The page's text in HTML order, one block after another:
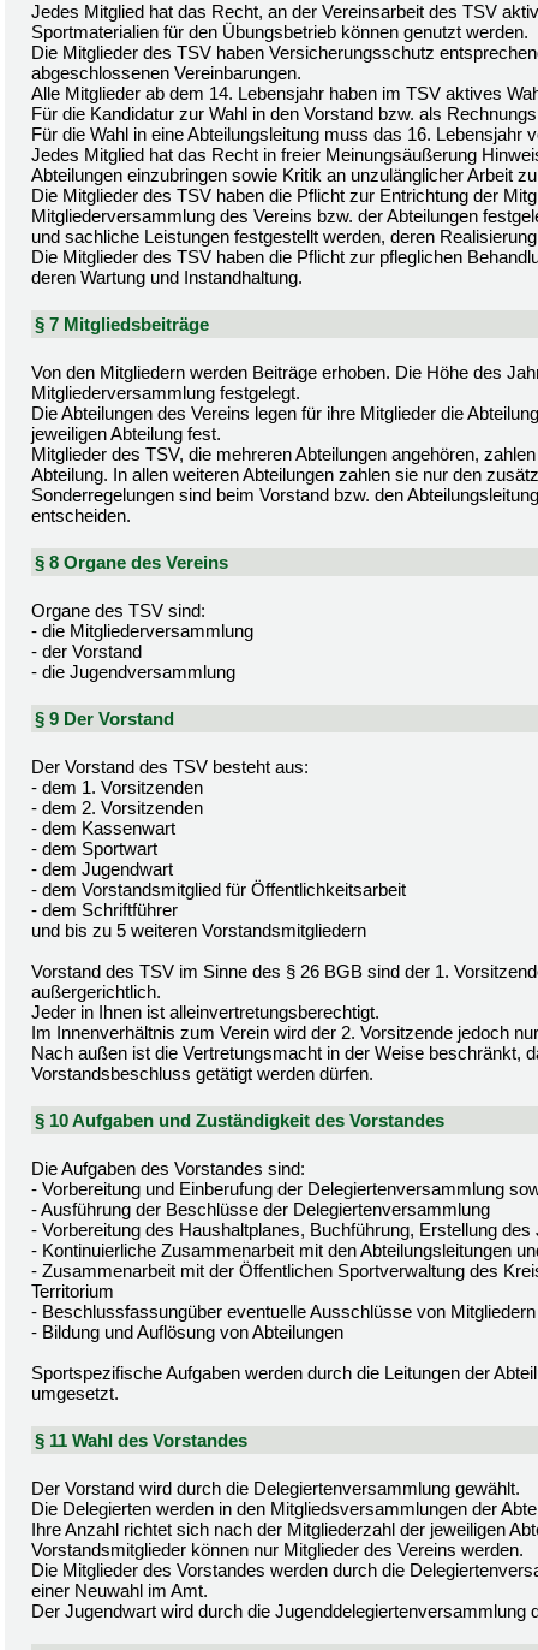
Jedes Mitglied hat das Recht, an der Vereinsarbeit des TSV
Sportmaterialien für den Übungsbetrieb können genutzt werden.
Die Mitglieder des TSV haben Versicherungsschutz
abgeschlossenen Vereinbarungen.
Alle Mitglieder ab dem 14. Lebensjahr haben im TSV aktives
Für die Kandidatur zur Wahl in den Vorstand bzw. als
Für die Wahl in eine Abteilungsleitung muss das 16. Lebensjahr
Jedes Mitglied hat das Recht in freier Meinungsäußerung
Abteilungen einzubringen sowie Kritik an unzulänglicher Arbeit
Die Mitglieder des TSV haben die Pflicht zur Entrichtung der
Mitgliederversammlung des Vereins bzw. der Abteilungen
und sachliche Leistungen festgestellt werden, deren
Die Mitglieder des TSV haben die Pflicht zur pfleglichen
deren Wartung und Instandhaltung.
§ 7 Mitgliedsbeiträge
Von den Mitgliedern werden Beiträge erhoben. Die Höhe des
Mitgliederversammlung festgelegt.
Die Abteilungen des Vereins legen für ihre Mitglieder die
jeweiligen Abteilung fest.
Mitglieder des TSV, die mehreren Abteilungen angehören,
Abteilung. In allen weiteren Abteilungen zahlen sie nur den
Sonderregelungen sind beim Vorstand bzw. den
entscheiden.
§ 8 Organe des Vereins
Organe des TSV sind:
- die Mitgliederversammlung
- der Vorstand
- die Jugendversammlung
§ 9 Der Vorstand
Der Vorstand des TSV besteht aus:
- dem 1. Vorsitzenden
- dem 2. Vorsitzenden
- dem Kassenwart
- dem Sportwart
- dem Jugendwart
- dem Vorstandsmitglied für Öffentlichkeitsarbeit
- dem Schriftführer
und bis zu 5 weiteren Vorstandsmitgliedern
Vorstand des TSV im Sinne des § 26 BGB sind der 1.
außergerichtlich.
Jeder in Ihnen ist alleinvertretungsberechtigt.
Im Innenverhältnis zum Verein wird der 2. Vorsitzende jedoch
Nach außen ist die Vertretungsmacht in der Weise beschränkt,
Vorstandsbeschluss getätigt werden dürfen.
§ 10 Aufgaben und Zuständigkeit des Vorstandes
Die Aufgaben des Vorstandes sind:
- Vorbereitung und Einberufung der Delegiertenversammlung
- Ausführung der Beschlüsse der Delegiertenversammlung
- Vorbereitung des Haushaltplanes, Buchführung, Erstellung
- Kontinuierliche Zusammenarbeit mit den Abteilungsleitungen
- Zusammenarbeit mit der Öffentlichen Sportverwaltung des
Territorium
- Beschlussfassungüber eventuelle Ausschlüsse von Mitgliedern
- Bildung und Auflösung von Abteilungen
Sportspezifische Aufgaben werden durch die Leitungen der
umgesetzt.
§ 11 Wahl des Vorstandes
Der Vorstand wird durch die Delegiertenversammlung gewählt.
Die Delegierten werden in den Mitgliedsversammlungen der
Ihre Anzahl richtet sich nach der Mitgliederzahl der jeweiligen
Vorstandsmitglieder können nur Mitglieder des Vereins werden.
Die Mitglieder des Vorstandes werden durch die
einer Neuwahl im Amt.
Der Jugendwart wird durch die